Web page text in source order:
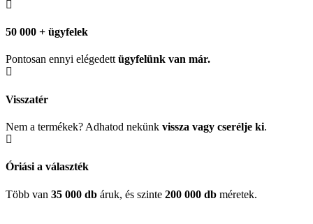
50 000 + ügyfelek
Pontosan ennyi elégedettügyfelünk van már.
Visszatér
Nem a termékek? Adhatod nekünk vissza vagy cserélje ki.
Óriási a választék
Több van 35 000 db áruk, és szinte 200 000 db méretek.